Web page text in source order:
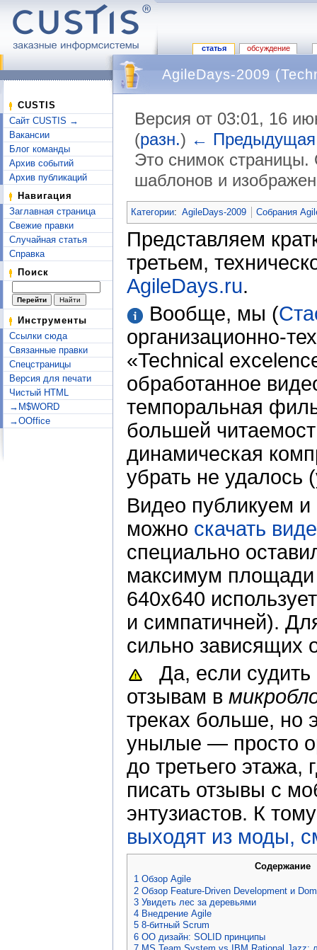
статья обсуждение
CUSTIS
Сайт CUSTIS →
Вакансии
Блог команды
Архив событий
Архив публикаций
Навигация
Заглавная страница
Свежие правки
Случайная статья
Справка
Поиск
Инструменты
Ссылки сюда
Связанные правки
Спецстраницы
Версия для печати
Чистый HTML
→M$WORD
→OOffice
AgileDays-2009
Версия от 03:01, 16
(разн.) ← Предыдущая
Это снимок
шаблонов и
Категории: AgileDays-2009 Собрания
Представляем
третьем,
AgileDays.ru.
Вообще, мы (
организационно-
«Technical
обработанное
темпоральная
большей
динамическая
убрать не удалось
Видео публикуем
можно скачать
специально
максимум площади
640x640
и симпатичней).
сильно зависящих
Да, если судить
отзывам в
треках больше, но
унылые — просто
до третьего этажа,
писать отзывы с
энтузиастов. К
выходят из моды,
Содержание
1 Обзор Agile
2 Обзор Feature-Driven Development и
3 Увидеть лес за деревьями
4 Внедрение Agile
5 8-битный Scrum
6 ОО дизайн: SOLID принципы